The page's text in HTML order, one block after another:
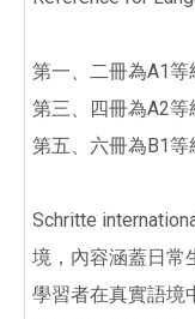
第一、二冊為A1等
第三、四冊為A2等
第五、六冊為B1等
Schritte
境，內容涵蓋日常
學習者在真實語境